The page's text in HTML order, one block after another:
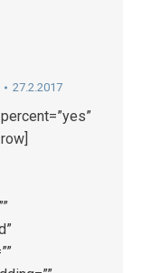
27.2.2017